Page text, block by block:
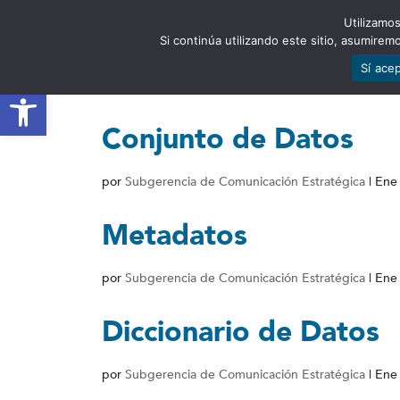
Abrir barra de herramientas
Conjunto de Datos
por Subgerencia de Comunicación Estratégica |
Metadatos
por Subgerencia de Comunicación Estratégica |
Diccionario de Datos
por Subgerencia de Comunicación Estratégica |
Si continúa utilizando este sitio,
Sí